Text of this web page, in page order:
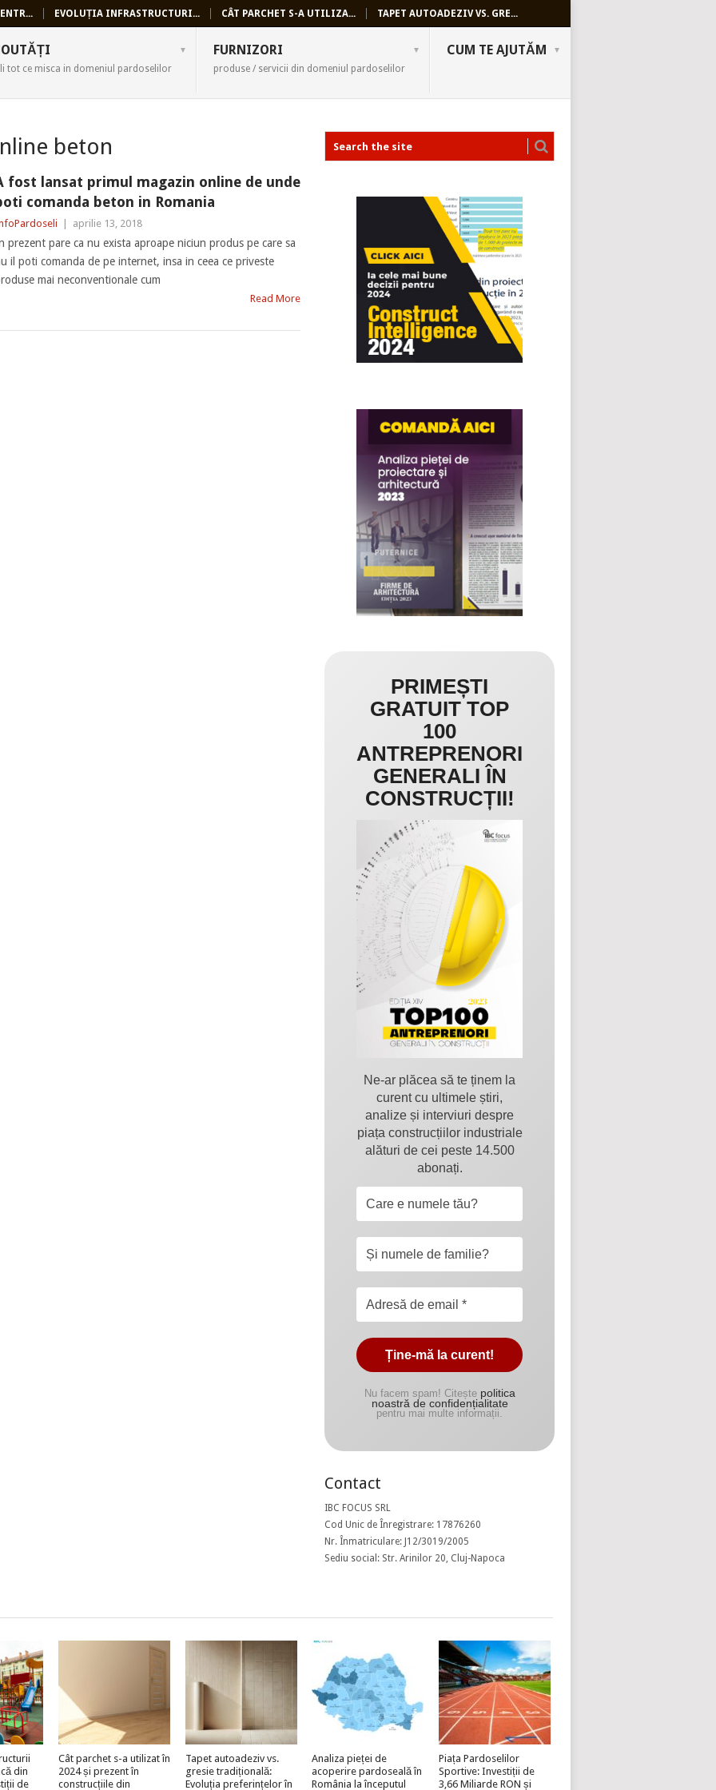
EVOLUȚIA INFRASTRUCTURI... CÂT PARCHET S-A UTILIZA... TAPET AUTOADEZIV VS. GRE...
tot ce misca in domeniul pardoselilor
FURNIZORI
produse / servicii din domeniul pardoselilor
CUM TE AJUTĂM
beton
fost lansat primul magazin online de unde
comanda beton in Romania
aprilie 13, 2018
prezent pare ca nu exista aproape niciun produs pe care sa
il poti comanda de pe internet, insa in ceea ce priveste
mai neconventionale cum
Read More
PRIMEȘTI
GRATUIT TOP
100
ANTREPRENORI
GENERALI ÎN
CONSTRUCȚII!
Ne-ar plăcea să te ținem la
curent cu ultimele știri,
analize și interviuri despre
piața construcțiilor industriale
alături de cei peste 14.500
abonați.
Nu facem spam! Citește politica
noastră de confidențialitate
pentru mai multe informații.
Contact
IBC FOCUS SRL
Cod Unic de Înregistrare: 17876260
Nr. Înmatriculare: J12/3019/2005
Sediu social: Str. Arinilor 20, Cluj-Napoca
din
de
Cât parchet s-a utilizat în
2024 și prezent în
construcțiile din
Tapet autoadeziv vs.
gresie tradițională:
Evoluția preferințelor în
Analiza pieței de
acoperire pardoseală în
România la începutul
Piața Pardoselilor
Sportive: Investiții de
3,66 Miliarde RON și